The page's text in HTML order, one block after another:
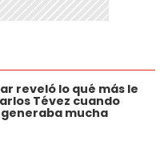
reveló lo qué más le
Tévez cuando
mucha